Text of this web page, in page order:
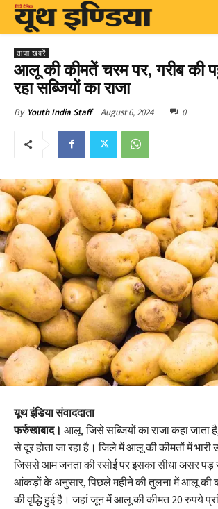
ताज़ा खबरें
आलू की कीमतें चरम पर, गरीब की
रहा सब्जियों का राजा
By Youth India Staff August 6, 2024 0
यूथ इंडिया संवाददाता
फर्रुखाबाद। आलू, जिसे सब्जियों का राजा कहा जाता
से दूर होता जा रहा है। जिले में आलू की कीमतों में भारी
जिससे आम जनता की रसोई पर इसका सीधा असर पड़
आंकड़ों के अनुसार, पिछले महीने की तुलना में आलू की
की वृद्धि हुई है। जहां जून में आलू की कीमत 20 रुपये